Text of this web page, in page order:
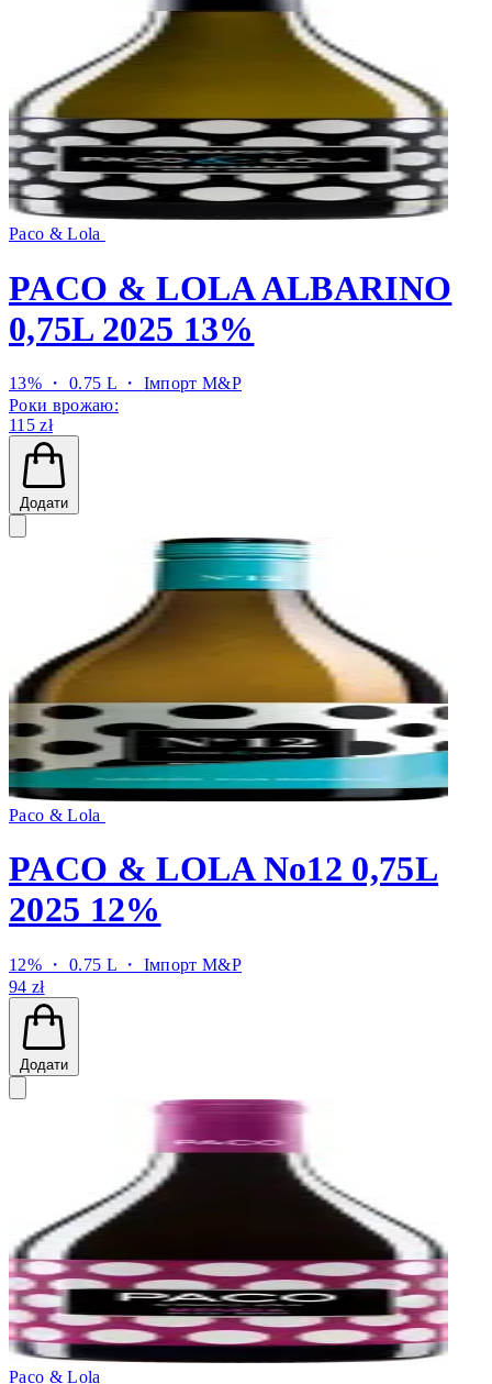
Paco & Lola
PACO & LOLA ALBARINO
0,75L 2025 13%
13% ・ 0.75 L ・ Імпорт M&P
Роки врожаю:
115 zł
Додати
Paco & Lola
PACO & LOLA No12 0,75L
2025 12%
12% ・ 0.75 L ・ Імпорт M&P
94 zł
Додати
Paco & Lola